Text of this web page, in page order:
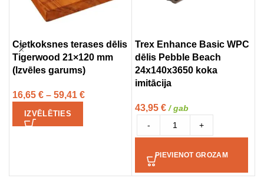
Cietkoksnes terases dēlis
Tigerwood 21×120 mm
(Izvēles garums)
16,65 € – 59,41 €
IZVĒLĒTIES
Trex Enhance Basic WPC
dēlis Pebble Beach
24x140x3650 koka
imitācija
43,95 € / gab
-
+
PIEVIENOT GROZAM